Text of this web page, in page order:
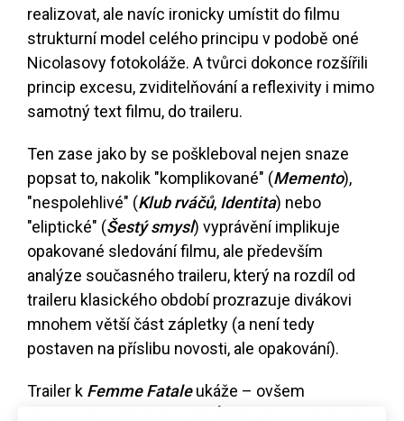
realizovat, ale navíc ironicky umístit do filmu
strukturní model celého principu v podobě oné
Nicolasovy fotokoláže. A tvůrci dokonce rozšířili
princip excesu, zviditelňování a reflexivity i mimo
samotný text filmu, do traileru.
Ten zase jako by se poškleboval nejen snaze
popsat to, nakolik "komplikované" (Memento),
"nespolehlivé" (Klub rváčů, Identita) nebo
"eliptické" (Šestý smysl) vyprávění implikuje
opakované sledování filmu, ale především
analýze současného traileru, který na rozdíl od
traileru klasického období prozrazuje divákovi
mnohem větší část zápletky (a není tedy
postaven na příslibu novosti, ale opakování).
Trailer k Femme Fatale ukáže – ovšem